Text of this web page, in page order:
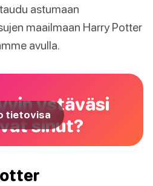
astumaan
maailmaan Harry Potter
avulla.
ystäväsi
sinut?
tietovisa